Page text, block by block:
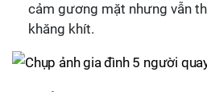
cảm gương mặt nhưng vẫn
khăng khít.